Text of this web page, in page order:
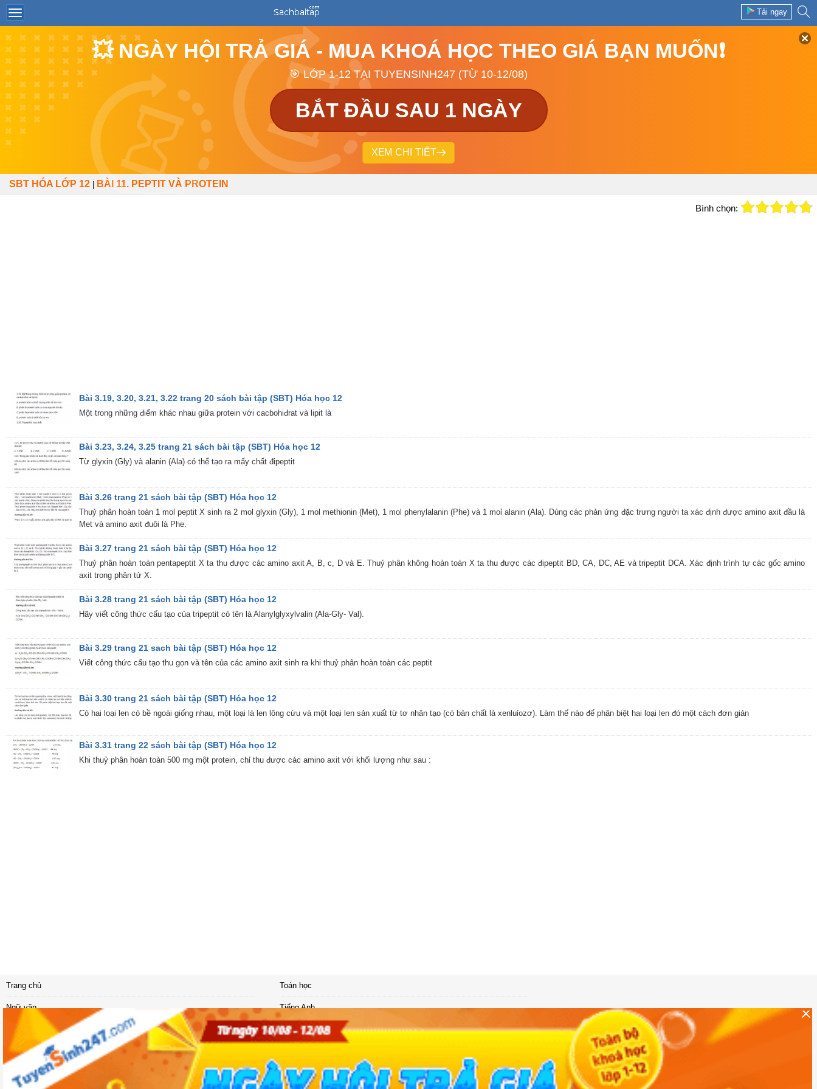
Tải ngay
💥 NGÀY HỘI TRẢ GIÁ - MUA KHOÁ HỌC THEO GIÁ BẠN MUỐN❗
🎯 LỚP 1-12 TẠI TUYENSINH247 (TỪ 10-12/08)
BẮT ĐẦU SAU 1 NGÀY
XEM CHI TIẾT
SBT HÓA LỚP 12 BÀI 11. PEPTIT VÀ PROTEIN
Bình chọn:
Bài 3.19, 3.20, 3.21, 3.22 trang 20 sách bài tập (SBT) Hóa học 12
Một trong những điểm khác nhau giữa protein với cacbohiđrat và lipit là
Bài 3.23, 3.24, 3.25 trang 21 sách bài tập (SBT) Hóa học 12
Từ glyxin (Gly) và alanin (Ala) có thể tạo ra mấy chất đipeptit
Bài 3.26 trang 21 sách bài tập (SBT) Hóa học 12
Thuỷ phân hoàn toàn 1 mol peptit X sinh ra 2 mol glyxin (Gly), 1 mol methionin (Met), 1 mol phenylalanin (Phe) và 1 moỉ alanin (Ala). Dùng các phản ứng đặc trưng người ta xác định được amino axit đầu là
Met và amino axit đuôi là Phe.
Bài 3.27 trang 21 sách bài tập (SBT) Hóa học 12
Thuỷ phân hoàn toàn pentapeptit X ta thu được các amino axit A, B, c, D và E. Thuỷ phân không hoàn toàn X ta thu được các đipeptit BD, CA, DC, AE và tripeptit DCA. Xác định trình tự các gốc amino
axit trong phân tử X.
Bài 3.28 trang 21 sách bài tập (SBT) Hóa học 12
Hãy viết công thức cấu tạo của tripeptit có tên là Alanylglyxylvalin (Ala-Gly- Val).
Bài 3.29 trang 21 sach bài tập (SBT) Hóa học 12
Viết công thức cấu tạo thu gọn và tên của các amino axit sinh ra khi thuỷ phân hoàn toàn các peptit
Bài 3.30 trang 21 sách bài tập (SBT) Hóa học 12
Có hai loại len có bề ngoài giống nhau, một loại là len lông cừu và một loại len sản xuất từ tơ nhân tạo (có bản chất là xenluỉozơ). Làm thế nào để phân biệt hai loại len đó một cách đơn giản
Bài 3.31 trang 22 sách bài tập (SBT) Hóa học 12
Khi thuỷ phân hoàn toàn 500 mg một protein, chỉ thu được các amino axit với khối lượng như sau :
Trang chủ Toán học
Ngữ văn Tiếng Anh
Vật lý Hóa học
Sinh học
Địa lí Giáo dục công dân